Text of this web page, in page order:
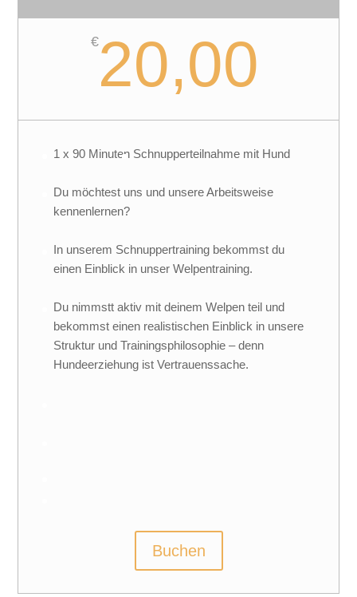
€20,00
1 x 90 Minuten Schnupperteilnahme mit Hund
Du möchtest uns und unsere Arbeitsweise
kennenlernen?
In unserem Schnuppertraining bekommst du
einen Einblick in unser Welpentraining.
Du nimmstt aktiv mit deinem Welpen teil und
bekommst einen realistischen Einblick in unsere
Struktur und Trainingsphilosophie – denn
Hundeerziehung ist Vertrauenssache.
Buchen